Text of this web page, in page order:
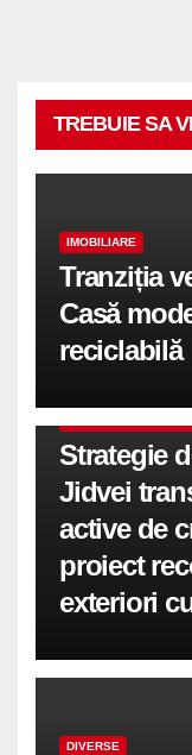
TREBUIE SA
IMOBILIARE
Tranziția
Casă
reciclabilă
Strategie
Jidvei
active de
proiect
exteriori
DIVERSE